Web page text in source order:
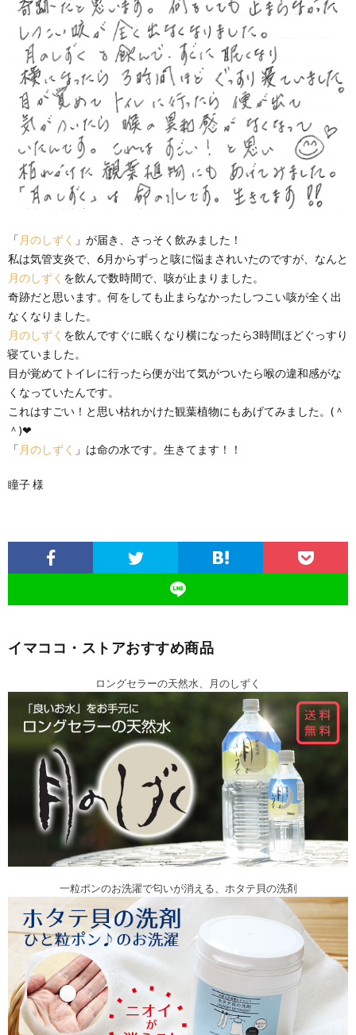
「 月のしずく 」が届き、さっそく飲みました！
私は気管支炎で、6月からずっと咳に悩まされいたのですが、なんと
月のしずく を飲んで数時間で、咳が止まりました。
奇跡だと思います。何をしても止まらなかったしつこい咳が全く出
なくなりました。
月のしずく を飲んですぐに眠くなり横になったら3時間ほどぐっすり
寝ていました。
目が覚めてトイレに行ったら便が出て気がついたら喉の違和感がな
くなっていたんです。
これはすごい！と思い枯れかけた観葉植物にもあげてみました。(＾
＾)❤
「 月のしずく 」は命の水です。生きてます！！
瞳子 様
イマココ・ストアおすすめ商品
ロングセラーの天然水、月のしずく
一粒ポンのお洗濯で匂いが消える、ホタテ貝の洗剤